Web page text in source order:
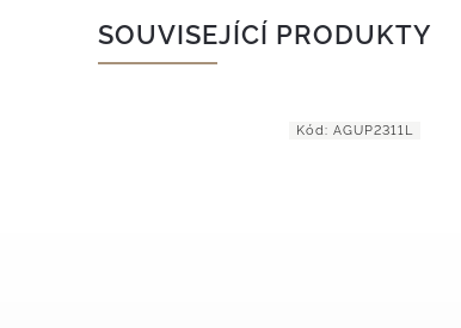
SOUVISEJÍCÍ PRODUKTY
Kód: AGUP2311L